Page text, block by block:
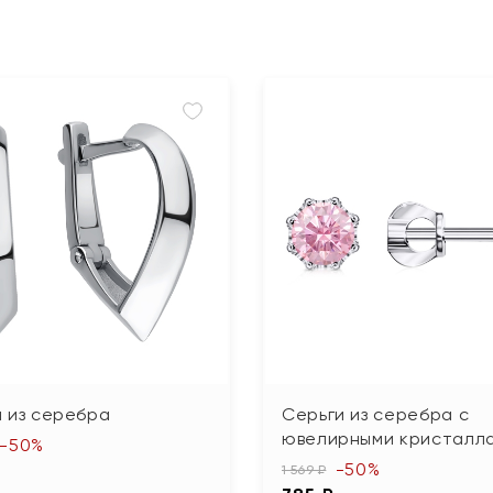
из серебра
-50%
Серьги из серебра с
ювелирными
1 569 ₽ -50%